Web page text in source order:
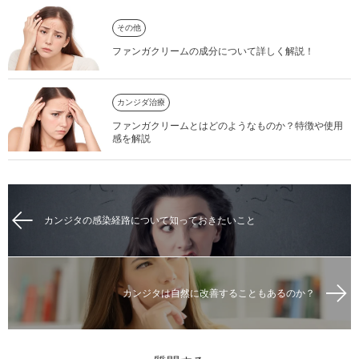
その他
ファンガクリームの成分について詳しく解説！
カンジダ治療
ファンガクリームとはどのようなものか？特徴や使用
感を解説
カンジタの感染経路について知っておきたいこと
カンジタは自然に改善することもあるのか？